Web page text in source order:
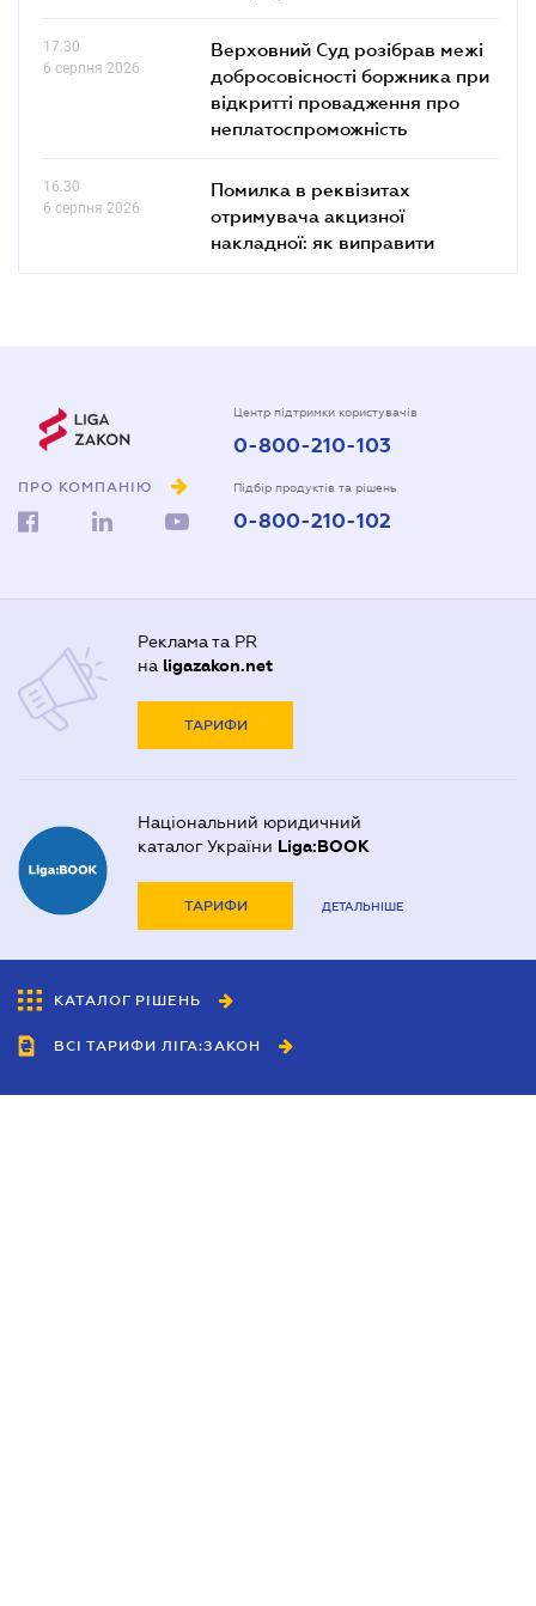
17.30
6 серпня 2026
Верховний Суд розібрав межі
добросовісності боржника при
відкритті провадження про
неплатоспроможність
16.30
6 серпня 2026
Помилка в реквізитах
отримувача акцизної
накладної: як виправити
ПРО КОМПАНІЮ
Центр підтримки користувачів
0-800-210-103
Підбір продуктів та рішень
0-800-210-102
Реклама та PR
на ligazakon.net
ТАРИФИ
Національний юридичний
каталог України Liga:BOOK
ТАРИФИ ДЕТАЛЬНІШЕ
КАТАЛОГ РІШЕНЬ
ВСІ ТАРИФИ ЛІГА:ЗАКОН